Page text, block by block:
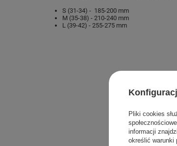
S (31-34) - 185-200 mm
M (35-38) - 210-240 mm
L (39-42) - 255-275 mm
Pliki cookies
informacji
określić warunki